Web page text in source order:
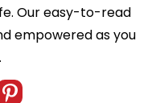
Our easy-to-read
empowered as you